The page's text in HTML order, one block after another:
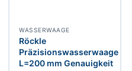
WASSERWAAGE
Röckle
Präzisionswasserwaage
L=200 mm Genauigkeit